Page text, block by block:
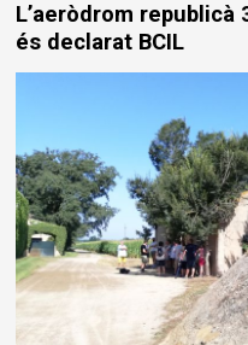
L’aeròdrom republicà
és declarat BCIL